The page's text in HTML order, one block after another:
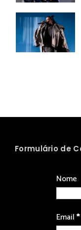
Formulário de
Nome
Email*